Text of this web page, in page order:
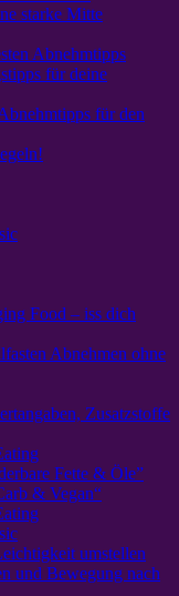
starke Mitte
Abnehmtipps
für deine
für den
Food – iss dich
Abnehmen ohne
Zusatzstoffe
Fette & Öle”
& Vegan“
umstellen
und Bewegung nach